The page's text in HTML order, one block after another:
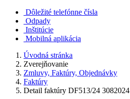
Dôležité telefónne čísla
Odpady
Inštitúcie
Mobilná aplikácia
Úvodná stránka
Zverejňovanie
Zmluvy, Faktúry, Objednávky
Faktúry
Detail faktúry DF513/24 3082024